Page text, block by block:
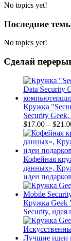
No topics yet!
Последние
No topics yet!
Сделай
Кружка
Security
$17.00 – $
Кофейная
данных»,
идеи подарков
Кружка Geek
Security, идея